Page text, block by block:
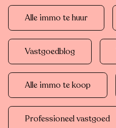
Alle immo te huur
Vastgoedblog
Alle immo te koop
Professioneel vastgoed